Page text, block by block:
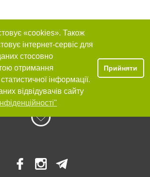
«cookies». Також
інтернет-сервіс для
стосовно
отримання
інформації.
відвідувачів сайту
Прийняти